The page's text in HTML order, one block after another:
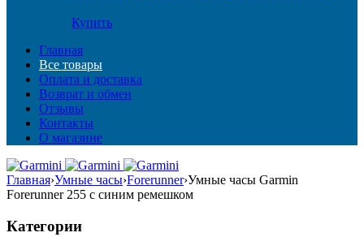
Купить
Главная
Все товары
Оплата и доставка
Возврат и обмен
Отзывы
Контакты
О магазине
Главная›Умные часы›Forerunner›Умные часы Garmin
Forerunner 255 с синим ремешком
Категории